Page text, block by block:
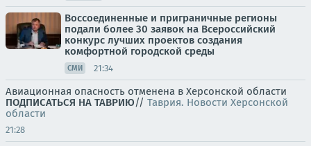
Воссоединенные и приграничные регионы
подали более 30 заявок на Всероссийский
конкурс лучших проектов создания
комфортной городской среды
СМИ 21:34
Авиационная опасность отменена в Херсонской области
ПОДПИСАТЬСЯ НА ТАВРИЮ// Таврия. Новости Херсонской
области
21:28